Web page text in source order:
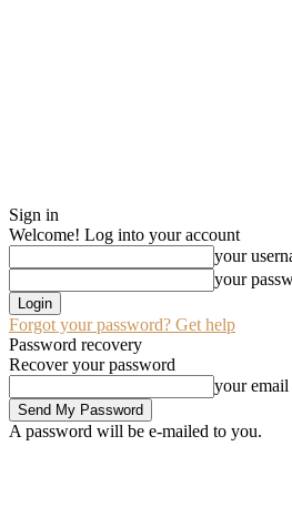
Sign in
Welcome! Log into your account
your
your
Forgot your password? Get help
Password recovery
Recover your password
your email
A password will be e-mailed to you.